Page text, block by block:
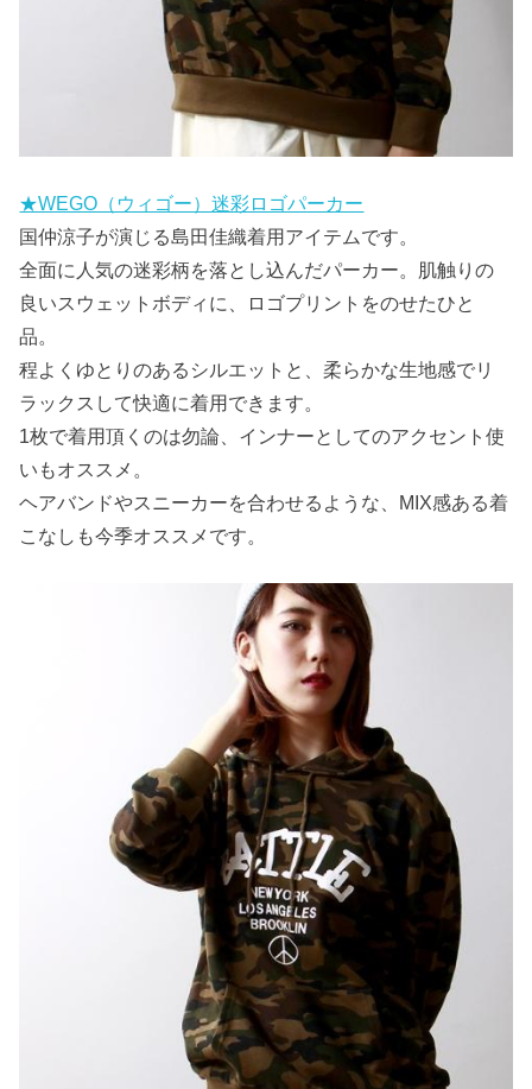
★WEGO（ウィゴー）迷彩ロゴパーカー
国仲涼子が演じる島田佳織着用アイテムです。
全面に人気の迷彩柄を落とし込んだパーカー。肌触りの
良いスウェットボディに、ロゴプリントをのせたひと
品。
程よくゆとりのあるシルエットと、柔らかな生地感でリ
ラックスして快適に着用できます。
1枚で着用頂くのは勿論、インナーとしてのアクセント使
いもオススメ。
ヘアバンドやスニーカーを合わせるような、MIX感ある着
こなしも今季オススメです。